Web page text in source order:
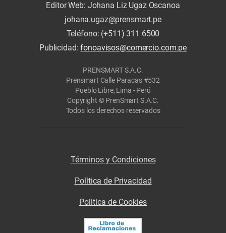
Editor Web: Johana Liz Ugaz Oscanoa
johana.ugaz@prensmart.pe
Teléfono: (+511) 311 6500
Publicidad:fonoavisos@comercio.com.pe
PRENSMART S.A.C.
Prensmart Calle Paracas #532
Pueblo Libre, Lima - Perú
Copyright © PrenSmart S.A.C.
Todos los derechos reservados
Términos y Condiciones
Política de Privacidad
Politica de Cookies